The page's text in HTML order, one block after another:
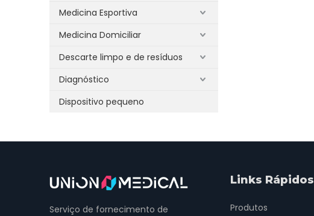
Medicina Esportiva
Medicina Domiciliar
Descarte limpo e de resíduos
Diagnóstico
Dispositivo pequeno
Serviço de fornecimento de
Links Rápidos
Produtos